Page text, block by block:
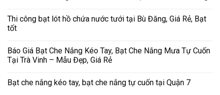
Thi công bạt lót hồ chứa nước tưới tại Bù Đăng, Giá Rẻ, Bạt
tốt
Báo Giá Bạt Che Nắng Kéo Tay, Bạt Che Nắng Mưa Tự Cuốn
Tại Trà Vinh – Mẫu Đẹp, Giá Rẻ
Bạt che nắng kéo tay, bạt che nắng tự cuốn tại Quận 7